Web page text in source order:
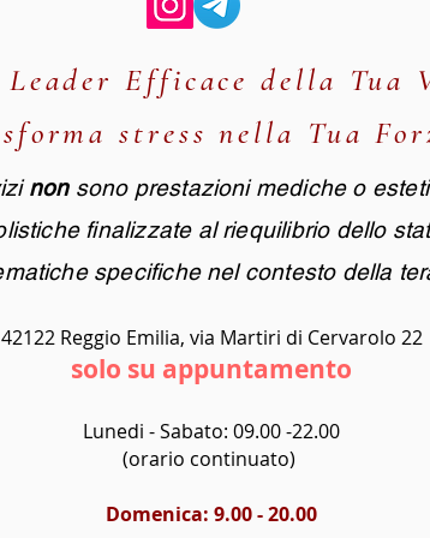
Efficace della Tua
stress nella Tua
42122 Reggio Emilia, via Martiri di Cervarolo 22
solo su appuntamento
Lunedi - Sabato: 09.00 -22.00
(orario continuato)
Domenica: 9.00 - 20.00
non sono prestazioni mediche o
finalizzate al riequilibrio dello
specifiche nel contesto della